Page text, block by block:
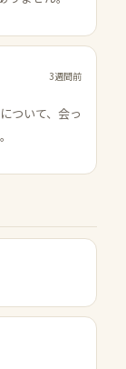
3週間前
ついて、会っ